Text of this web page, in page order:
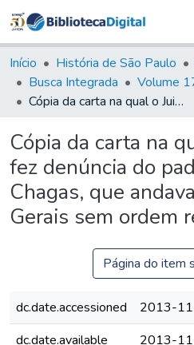
&
Tudo
Início História de São Paulo
Busca Integrada
Cópia da carta na qual o Juiz de fora fez denúncia do padre Manuel das Chagas, que andava em Minas Gerais sem ordem real
Cópia da carta na
fez denúncia do
Chagas, que
Gerais sem ordem
Página do item
dc.date.accessioned
2013-
dc.date.available
2013-